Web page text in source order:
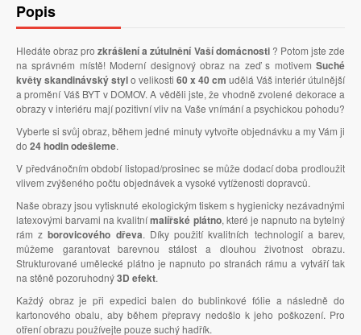
Popis
Hledáte obraz prozkrášlení a zútulnění Vaší domácnosti? Potom jste zde
na správném místě! Moderní designový obraz na zeď s motivem Suché
květy skandinávský stylo velikosti 60 x 40 cm udělá Váš interiér útulnější
a promění Váš BYT v DOMOV. A věděli jste, že vhodně zvolené dekorace a
obrazy v interiéru mají pozitivní vliv na Vaše vnímání a psychickou pohodu?
Vyberte si svůj obraz, během jedné minuty vytvořte objednávku a my Vám ji
do 24 hodin odešleme.
V předvánočním období listopad/prosinec se může dodací doba prodloužit
vlivem zvýšeného počtu objednávek a vysoké vytíženosti dopravců.
Naše obrazy jsou vytisknuté ekologickým tiskem s hygienicky nezávadnými
latexovými barvami na kvalitnímalířské plátno, které je napnuto na bytelný
rám zborovicového dřeva. Díky použití kvalitních technologií a barev,
můžeme garantovat barevnou stálost a dlouhou životnost obrazu.
Strukturované umělecké plátno je napnuto po stranách rámu a vytváří tak
na stěně pozoruhodný3D efekt.
Každý obraz je při expedici balen do bublinkové fólie a následně do
kartonového obalu, aby během přepravy nedošlo k jeho poškození. Pro
otření obrazu používejte pouze suchý hadřík.